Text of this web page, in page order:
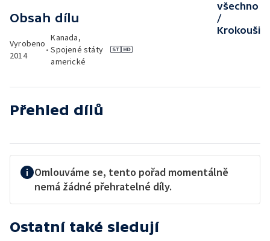
Obsah dílu
Vyrobeno
2014
•
Kanada,
Spojené státy
americké
všechno
/
Krokouši
Přehled dílů
Omlouváme se, tento pořad momentálně
nemá žádné přehratelné díly.
Ostatní také sledují